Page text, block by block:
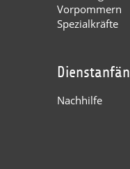
Vorpommern
Spezialkräfte
Nachhilfe